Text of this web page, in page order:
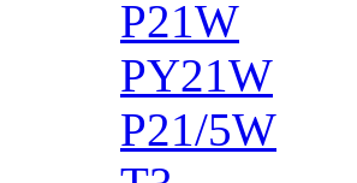
P21W
PY21W
P21/5W